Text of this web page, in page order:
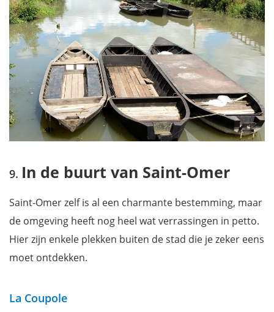
In de buurt van Saint-Omer
Saint-Omer zelf is al een charmante bestemming, maar
de omgeving heeft nog heel wat verrassingen in petto.
Hier zijn enkele plekken buiten de stad die je zeker eens
moet ontdekken.
La Coupole